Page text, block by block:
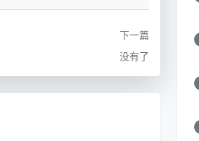
高端住宅、对细节有极致
落地窗多、玻璃面积大的
户型
下一篇
没有了